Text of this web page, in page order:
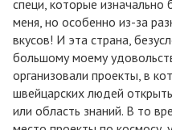
специ, которые
меня, но особенно из-за
вкусов! И эта страна,
большому моему
организовали проекты, в
швейцарских людей
или область знаний. В то